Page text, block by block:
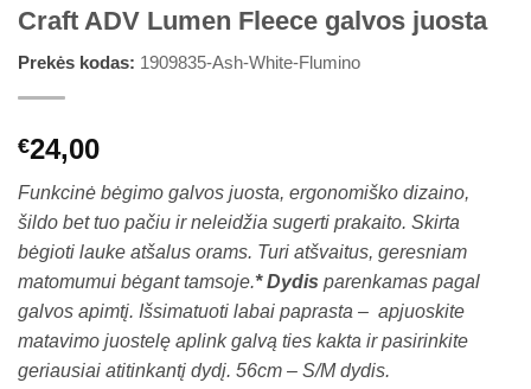
Craft ADV Lumen Fleece galvos juosta
Prekės kodas: 1909835-Ash-White-Flumino
€24,00
Funkcinė bėgimo galvos juosta, ergonomiško dizaino,
šildo bet tuo pačiu ir neleidžia sugerti prakaito. Skirta
bėgioti lauke atšalus orams. Turi atšvaitus, geresniam
matomumui bėgant tamsoje.*Dydis parenkamas pagal
galvos apimtį. Išsimatuoti labai paprasta – apjuoskite
matavimo juostelę aplink galvą ties kakta ir pasirinkite
geriausiai atitinkantį dydį. 56cm – S/M dydis.